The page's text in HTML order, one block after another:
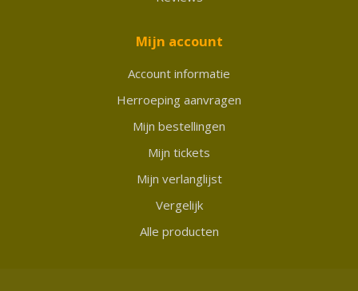
Mijn account
Account informatie
Herroeping aanvragen
Mijn bestellingen
Mijn tickets
Mijn verlanglijst
Vergelijk
Alle producten